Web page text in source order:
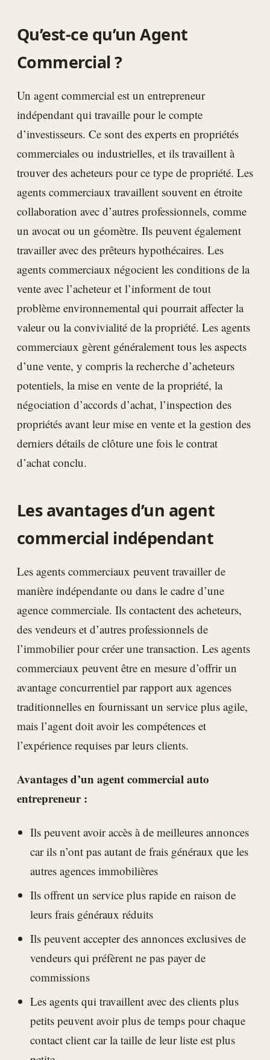
Qu’est-ce qu’un Agent
Commercial ?
Un agent commercial est un entrepreneur
indépendant qui travaille pour le compte
d’investisseurs. Ce sont des experts en propriétés
commerciales ou industrielles, et ils travaillent à
trouver des acheteurs pour ce type de propriété. Les
agents commerciaux travaillent souvent en étroite
collaboration avec d’autres professionnels, comme
un avocat ou un géomètre. Ils peuvent également
travailler avec des prêteurs hypothécaires. Les
agents commerciaux négocient les conditions de la
vente avec l’acheteur et l’informent de tout
problème environnemental qui pourrait affecter la
valeur ou la convivialité de la propriété. Les agents
commerciaux gèrent généralement tous les aspects
d’une vente, y compris la recherche d’acheteurs
potentiels, la mise en vente de la propriété, la
négociation d’accords d’achat, l’inspection des
propriétés avant leur mise en vente et la gestion des
derniers détails de clôture une fois le contrat
d’achat conclu.
Les avantages d’un agent
commercial indépendant
Les agents commerciaux peuvent travailler de
manière indépendante ou dans le cadre d’une
agence commerciale. Ils contactent des acheteurs,
des vendeurs et d’autres professionnels de
l’immobilier pour créer une transaction. Les agents
commerciaux peuvent être en mesure d’offrir un
avantage concurrentiel par rapport aux agences
traditionnelles en fournissant un service plus agile,
mais l’agent doit avoir les compétences et
l’expérience requises par leurs clients.
Avantages d’un agent commercial auto
entrepreneur :
Ils peuvent avoir accès à de meilleures annonces
car ils n’ont pas autant de frais généraux que les
autres agences immobilières
Ils offrent un service plus rapide en raison de
leurs frais généraux réduits
Ils peuvent accepter des annonces exclusives de
vendeurs qui préfèrent ne pas payer de
commissions
Les agents qui travaillent avec des clients plus
petits peuvent avoir plus de temps pour chaque
contact client car la taille de leur liste est plus